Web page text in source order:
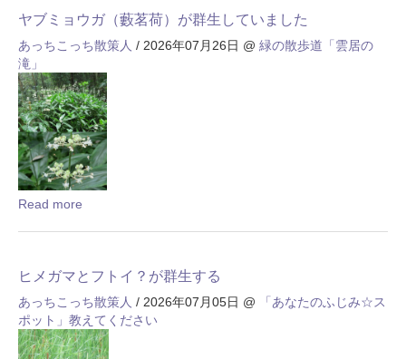
ヤブミョウガ（藪茗荷）が群生していました
あっちこっち散策人 / 2026年07月26日 @ 緑の散歩道「雲居の
滝」
Read more
ヒメガマとフトイ？が群生する
あっちこっち散策人 / 2026年07月05日 @
「あなたのふじみ☆ス
ポット」教えてください